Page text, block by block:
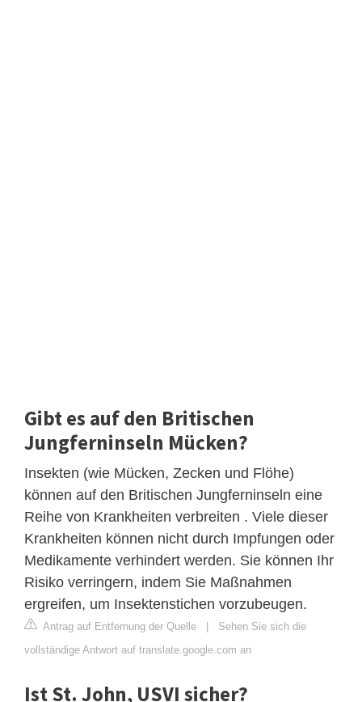
Gibt es auf den Britischen
Jungferninseln Mücken?
Insekten (wie Mücken, Zecken und Flöhe)
können auf den Britischen Jungferninseln eine
Reihe von Krankheiten verbreiten . Viele dieser
Krankheiten können nicht durch Impfungen oder
Medikamente verhindert werden. Sie können Ihr
Risiko verringern, indem Sie Maßnahmen
ergreifen, um Insektenstichen vorzubeugen.
Antrag auf Entfernung der Quelle | Sehen Sie sich die
vollständige Antwort auf translate.google.com an
Ist St. John, USVI sicher?